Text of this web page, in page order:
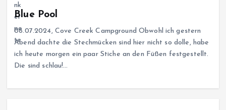
Blue Pool
08.07.2024, Cove Creek Campground Obwohl ich gestern
Abend dachte die Stechmücken sind hier nicht so dolle, habe
ich heute morgen ein paar Stiche an den Füßen festgestellt.
Die sind schlau!…